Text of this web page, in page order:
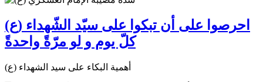
احرصوا على أن تبكوا على سيّد الشّهداء (ع)
كلّ يوم و لو مرّةً واحدةً
أهمية البكاء على سيد الشهداء (ع)